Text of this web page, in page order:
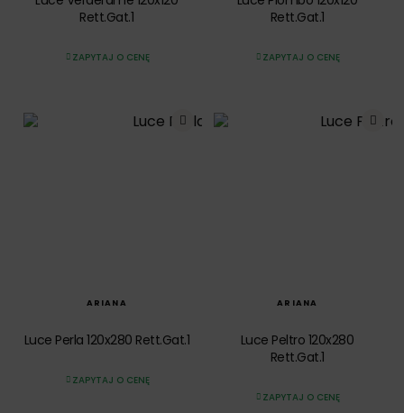
Rett.Gat.1
ZAPYTAJ O CENĘ
Rett.Gat.1
ZAPYTAJ O CENĘ
ARIANA
Luce Perla 120x280 Rett.Gat.1
ZAPYTAJ O CENĘ
ARIANA
Luce Peltro 120x280
Rett.Gat.1
ZAPYTAJ O CENĘ